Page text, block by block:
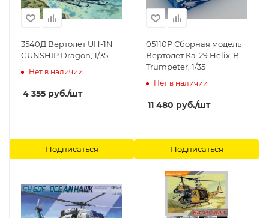
3540Д Вертолет UH-1N
GUNSHIP Dragon, 1/35
Нет в наличии
4 355 руб./шт
Подписаться
05110P Сборная модель
Вертолёт Ka-29 Helix-B
Trumpeter, 1/35
Нет в наличии
11 480 руб./шт
Подписаться